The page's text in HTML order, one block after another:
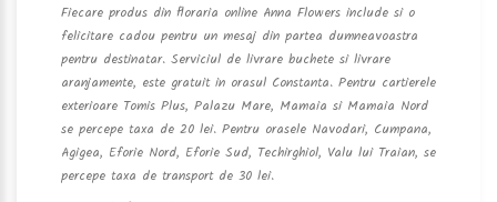
Fiecare produs din floraria online Anna Flowers include si o
felicitare cadou pentru un mesaj din partea dumneavoastra
pentru destinatar. Serviciul de livrare buchete si livrare
aranjamente, este gratuit in orasul Constanta. Pentru cartierele
exterioare Tomis Plus, Palazu Mare, Mamaia si Mamaia Nord
se percepe taxa de 20 lei. Pentru orasele Navodari, Cumpana,
Agigea, Eforie Nord, Eforie Sud, Techirghiol, Valu lui Traian, se
percepe taxa de transport de 30 lei.